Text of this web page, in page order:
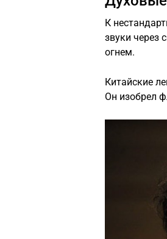
К
звуки через
огнем.
Китайские
Он изобрел